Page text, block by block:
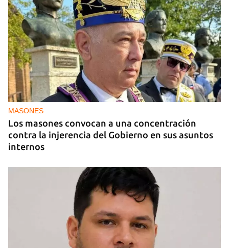
MIAMI
La hija de un diplomático castrista expulsado de
EE UU en 2003 está bajo custodia del ICE
MASONES
Los masones convocan a una concentración
contra la injerencia del Gobierno en sus asuntos
internos